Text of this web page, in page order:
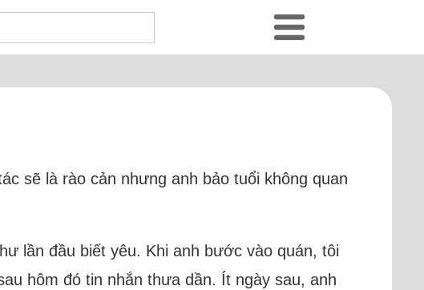
sẽ là rào cản nhưng anh bảo tuổi không quan
lần đầu biết yêu. Khi anh bước vào quán, tôi
hôm đó tin nhắn thưa dần. Ít ngày sau, anh